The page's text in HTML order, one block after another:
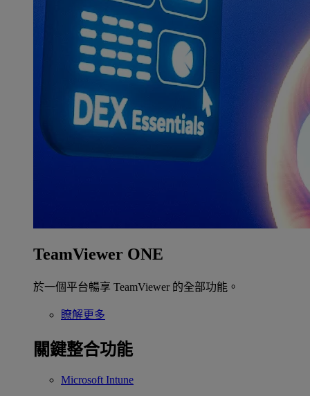
TeamViewer ONE
於一個平台暢享 TeamViewer 的全部功能。
瞭解更多
關鍵整合功能
Microsoft Intune